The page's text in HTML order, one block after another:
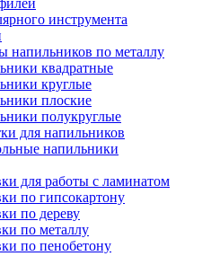
инструмента
напильников по металлу
квадратные
круглые
плоские
полукруглые
для напильников
напильники
для работы с ламинатом
по гипсокартону
по дереву
по металлу
по пенобетону